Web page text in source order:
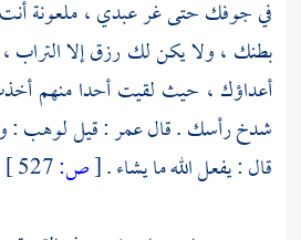
في جوفك حتى غر عبدي ، ملعونة
بطنك ، ولا يكن لك رزق إلا التراب
أعداؤك ، حيث لقيت أحدا منهم
شدخ رأسك . قال عمر : قيللوهب:
قال : يفعل الله ما يشاء .[ص: